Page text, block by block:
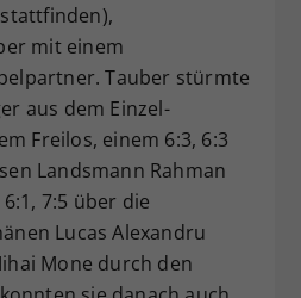
mit einem
Tauber stürmte
aus dem Einzel-
Freilos, einem 6:3, 6:3
Landsmann Rahman
7:5 über die
Lucas Alexandru
Mone durch den